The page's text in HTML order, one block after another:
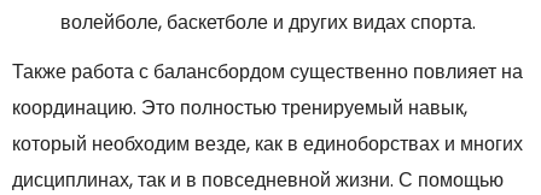
волейболе, баскетболе и других видах спорта.
Также работа с балансбордом существенно повлияет на
координацию. Это полностью тренируемый навык,
который необходим везде, как в единоборствах и многих
дисциплинах, так и в повседневной жизни. С помощью